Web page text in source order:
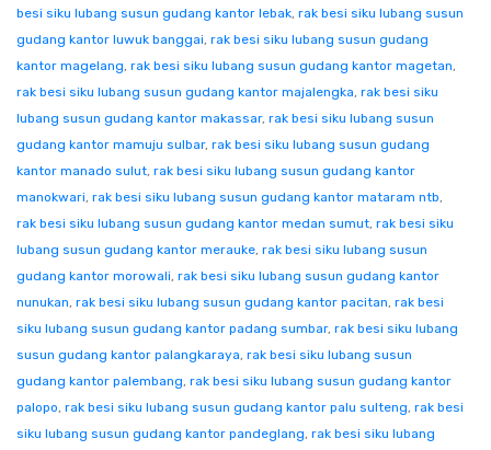
besi siku lubang susun gudang kantor lebak, rak besi siku lubang susun
gudang kantor luwuk banggai, rak besi siku lubang susun gudang
kantor magelang, rak besi siku lubang susun gudang kantor magetan,
rak besi siku lubang susun gudang kantor majalengka, rak besi siku
lubang susun gudang kantor makassar, rak besi siku lubang susun
gudang kantor mamuju sulbar, rak besi siku lubang susun gudang
kantor manado sulut, rak besi siku lubang susun gudang kantor
manokwari, rak besi siku lubang susun gudang kantor mataram ntb,
rak besi siku lubang susun gudang kantor medan sumut, rak besi siku
lubang susun gudang kantor merauke, rak besi siku lubang susun
gudang kantor morowali, rak besi siku lubang susun gudang kantor
nunukan, rak besi siku lubang susun gudang kantor pacitan, rak besi
siku lubang susun gudang kantor padang sumbar, rak besi siku lubang
susun gudang kantor palangkaraya, rak besi siku lubang susun
gudang kantor palembang, rak besi siku lubang susun gudang kantor
palopo, rak besi siku lubang susun gudang kantor palu sulteng, rak besi
siku lubang susun gudang kantor pandeglang, rak besi siku lubang